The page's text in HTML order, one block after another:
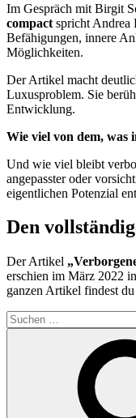
Im Gespräch mit Birgit
compact spricht Andrea
Befähigungen, innere
Möglichkeiten.
Der Artikel macht
Luxusproblem. Sie
Entwicklung.
Wie viel von dem, was
Und wie viel bleibt
angepasster oder
eigentlichen Potenzial
Den
Der Artikel
erschien im März 2022 in
ganzen Artikel findest du
Suchen
nach: